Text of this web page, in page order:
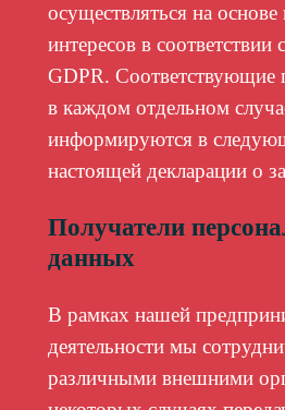
осуществляться на
интересов в соответствии
GDPR. Соответствующие
в каждом отдельном
информируются в
настоящей декларации о
Получатели
данных
В рамках нашей
деятельности мы
различными внешними